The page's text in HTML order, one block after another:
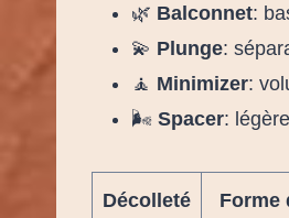
🌿 Balconnet:
💫 Plunge:
🧘 Minimizer:
🌬️ Spacer:
Décolleté
Forme